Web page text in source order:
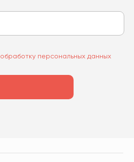
обработку персональных данных